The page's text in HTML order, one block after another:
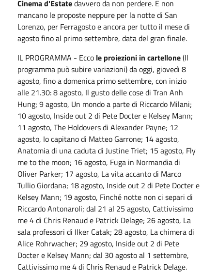
Cinema d'Estatedavvero da non perdere. E non
mancano le proposte neppure per la notte di San
Lorenzo, per Ferragosto e ancora per tutto il mese di
agosto fino al primo settembre, data del gran finale.
IL PROGRAMMA - Ecco le proiezioni in cartellone(Il
programma può subire variazioni) da oggi, giovedì 8
agosto, fino a domenica primo settembre, con inizio
alle 21.30: 8 agosto, Il gusto delle cose di Tran Anh
Hung; 9 agosto, Un mondo a parte di Riccardo Milani;
10 agosto, Inside out 2 di Pete Docter e Kelsey Mann;
11 agosto, The Holdovers di Alexander Payne; 12
agosto, Io capitano di Matteo Garrone; 14 agosto,
Anatomia di una caduta di Justine Triet; 15 agosto, Fly
me to the moon; 16 agosto, Fuga in Normandia di
Oliver Parker; 17 agosto, La vita accanto di Marco
Tullio Giordana; 18 agosto, Inside out 2 di Pete Docter e
Kelsey Mann; 19 agosto, Finché notte non ci separi di
Riccardo Antonaroli; dal 21 al 25 agosto, Cattivissimo
me 4 di Chris Renaud e Patrick Delage; 26 agosto, La
sala professori di Ilker Catak; 28 agosto, La chimera di
Alice Rohrwacher; 29 agosto, Inside out 2 di Pete
Docter e Kelsey Mann; dal 30 agosto al 1 settembre,
Cattivissimo me 4 di Chris Renaud e Patrick Delage.